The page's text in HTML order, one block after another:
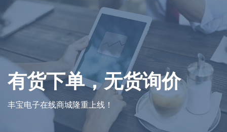
有货下单，无货询价
丰宝电子在线商城隆重上线！